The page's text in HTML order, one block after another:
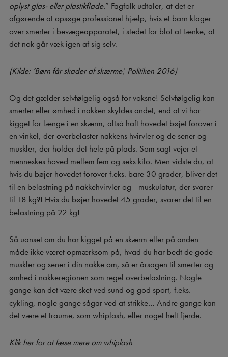
oplyst glas- eller plastikflade.” Fagfolk udtaler, at det er
afgørende at opsøge professionel hjælp, hvis et barn klager
over smerter i bevægeapparatet, i stedet for blot at tænke, at
det nok går væk igen af sig selv.
(Kilde: ‘Børn får skader af skærme’, Politiken 2016)
Og det gælder selvfølgelig også for voksne! Selvfølgelig kan
smerter eller ømhed i nakken skyldes andet, end at vi har
kigget for længe i en skærm, altså haft hovedet bøjet forover i
en vinkel, der overbelaster nakkens hvirvler og de sener og
muskler, der holder det hele på plads. Som sagt vejer et
menneskes hoved mellem fem og seks kilo. Men vidste du, at
hvis du bøjer hovedet forover f.eks. bare 30 grader, bliver det
til en belastning på nakkehvirvler og –muskulatur, der svarer
til 18 kg?! Hvis du bøjer hovedet 45 grader, svarer det til en
belastning på 22 kg!
Så uanset om du har kigget på en skærm eller på anden
måde ikke været opmærksom på, hvad du har bedt de gode
muskler og sener i din nakke om, så er årsagen til smerter og
ømhed i nakkeregionen som regel overbelastning. Nogle
gange kan det være sket ved sund og god sport, f.eks.
cykling, nogle gange sågar ved at strikke… Andre gange kan
det være et traume, som whiplash, eller noget helt fjerde.
Klik her for at læse mere om whiplash